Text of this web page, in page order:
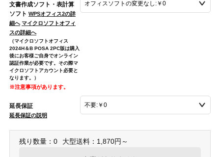
文書作成ソフト・表計算
ソフト WPSオフィス2の詳
細へ マイクロソフトオフィ
スの詳細へ
（マイクロソフトオフィス
2024H＆B POSA 2PC版は購入
後にお客様ご自身でオンライン
認証作業が必要です。その際マ
イクロソフトアカウント必要と
なります。）
※注意事項があります。
延長保証
延長保証の説明
残り数量：0 大型送料：1,870円～